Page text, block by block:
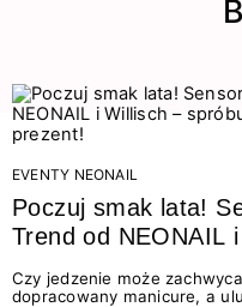
EVENTY NEONAIL
Poczuj smak lata!
Trend od NEONAIL
nowych lodów i
Czy jedzenie może
dopracowany manicure, a